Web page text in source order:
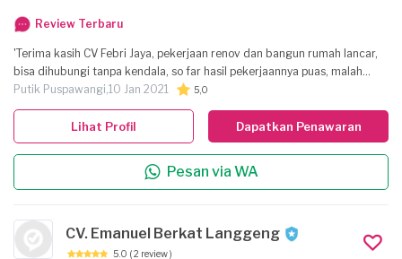
Review Terbaru
'Terima kasih CV Febri Jaya, pekerjaan renov dan bangun rumah lancar,
bisa dihubungi tanpa kendala, so far hasil pekerjaannya puas, malah
dikasih ilmu2 biar atur2 rumah jd lebih ciamik dan lega. sukses selalu ya
pak'
Putik Puspawangi,10 Jan 2021 5,0
Dapatkan Penawaran
Pesan via WA
Lihat Profil
CV. Emanuel Berkat Langgeng
5.0 ( 2 review )